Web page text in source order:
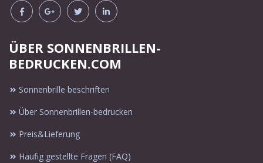
ÜBER SONNENBRILLEN-
BEDRUCKEN.COM
Sonnenbrille beschriften
Über Sonnenbrillen-bedrucken
Preis&Lieferung
Häufig gestellte Fragen (FAQ)